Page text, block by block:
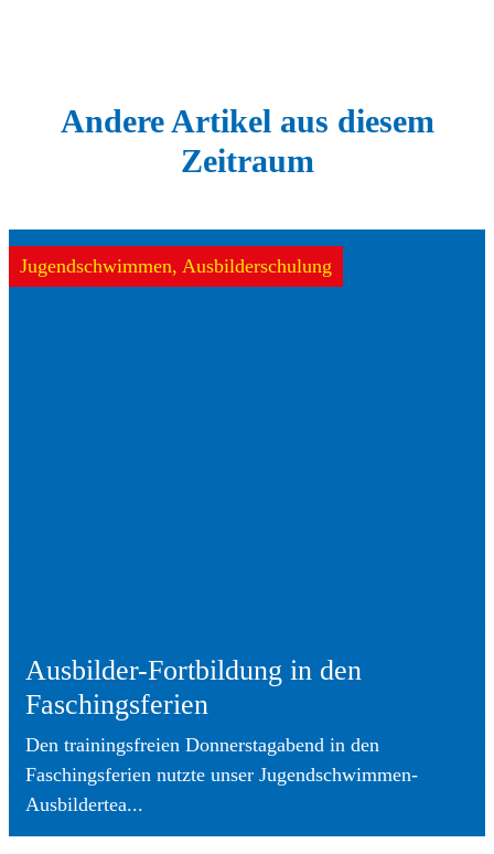
Andere Artikel aus diesem
Zeitraum
Jugendschwimmen, Ausbilderschulung
Ausbilder-Fortbildung in den
Faschingsferien
Den trainingsfreien Donnerstagabend in den
Faschingsferien nutzte unser Jugendschwimmen-
Ausbildertea...